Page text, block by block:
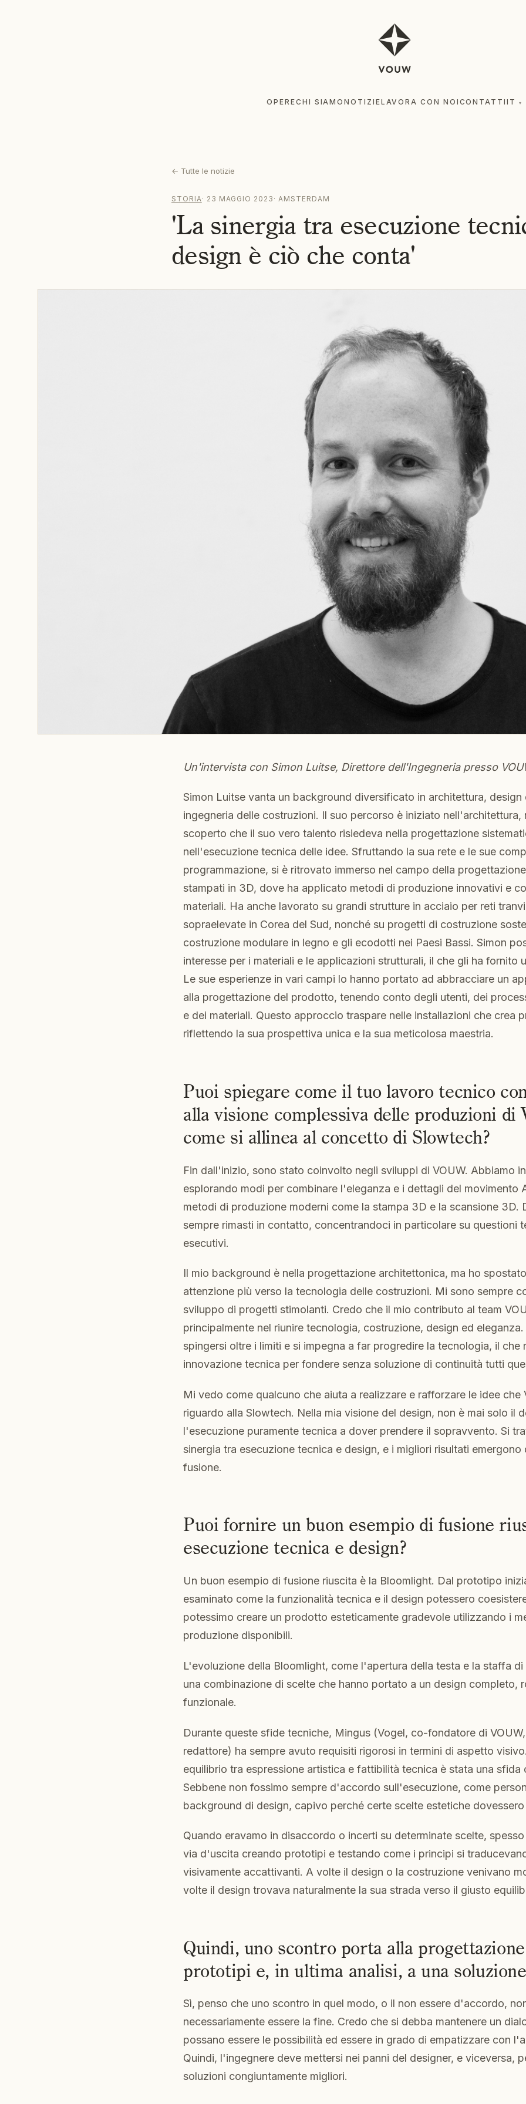
OPERECHI SIAMONOTIZIELAVORA CON NOI CONTATTI IT ▾
← Tutte le notizie
STORIA· 23 MAGGIO 2023 ·AMSTERDAM
'La sinergia tra esecuzione
design è ciò che conta'
Un'intervista con Simon Luitse, Direttore dell'Ingegneria presso
Simon Luitse vanta un background diversificato in architettura,
ingegneria delle costruzioni. Il suo percorso è iniziato nell'architettura,
scoperto che il suo vero talento risiedeva nella progettazione
nell'esecuzione tecnica delle idee. Sfruttando la sua rete e le sue
programmazione, si è ritrovato immerso nel campo della
stampati in 3D, dove ha applicato metodi di produzione innovativi e
materiali. Ha anche lavorato su grandi strutture in acciaio per reti
sopraelevate in Corea del Sud, nonché su progetti di costruzione
costruzione modulare in legno e gli ecodotti nei Paesi Bassi. Simon
interesse per i materiali e le applicazioni strutturali, il che gli ha fornito
Le sue esperienze in vari campi lo hanno portato ad abbracciare un
alla progettazione del prodotto, tenendo conto degli utenti, dei
e dei materiali. Questo approccio traspare nelle installazioni che crea
riflettendo la sua prospettiva unica e la sua meticolosa maestria.
Puoi spiegare come il tuo lavoro tecnico
alla visione complessiva delle produzioni di
come si allinea al concetto di Slowtech?
Fin dall'inizio, sono stato coinvolto negli sviluppi di VOUW. Abbiamo
esplorando modi per combinare l'eleganza e i dettagli del movimento
metodi di produzione moderni come la stampa 3D e la scansione 3D.
sempre rimasti in contatto, concentrandoci in particolare su questioni
esecutivi.
Il mio background è nella progettazione architettonica, ma ho
attenzione più verso la tecnologia delle costruzioni. Mi sono sempre
sviluppo di progetti stimolanti. Credo che il mio contributo al team
principalmente nel riunire tecnologia, costruzione, design ed eleganza.
spingersi oltre i limiti e si impegna a far progredire la tecnologia, il che
innovazione tecnica per fondere senza soluzione di continuità tutti
Mi vedo come qualcuno che aiuta a realizzare e rafforzare le idee che
riguardo alla Slowtech. Nella mia visione del design, non è mai solo il
l'esecuzione puramente tecnica a dover prendere il sopravvento. Si
sinergia tra esecuzione tecnica e design, e i migliori risultati emergono
fusione.
Puoi fornire un buon esempio di fusione
esecuzione tecnica e design?
Un buon esempio di fusione riuscita è la Bloomlight. Dal prototipo
esaminato come la funzionalità tecnica e il design potessero
potessimo creare un prodotto esteticamente gradevole utilizzando i
produzione disponibili.
L'evoluzione della Bloomlight, come l'apertura della testa e la staffa di
una combinazione di scelte che hanno portato a un design completo,
funzionale.
Durante queste sfide tecniche, Mingus (Vogel, co-fondatore di
redattore) ha sempre avuto requisiti rigorosi in termini di aspetto
equilibrio tra espressione artistica e fattibilità tecnica è stata una sfida
Sebbene non fossimo sempre d'accordo sull'esecuzione, come
background di design, capivo perché certe scelte estetiche
Quando eravamo in disaccordo o incerti su determinate scelte,
via d'uscita creando prototipi e testando come i principi si
visivamente accattivanti. A volte il design o la costruzione venivano
volte il design trovava naturalmente la sua strada verso il giusto
Quindi, uno scontro porta alla
prototipi e, in ultima analisi, a una
Sì, penso che uno scontro in quel modo, o il non essere d'accordo,
necessariamente essere la fine. Credo che si debba mantenere un
possano essere le possibilità ed essere in grado di empatizzare con
Quindi, l'ingegnere deve mettersi nei panni del designer, e viceversa,
soluzioni congiuntamente migliori.